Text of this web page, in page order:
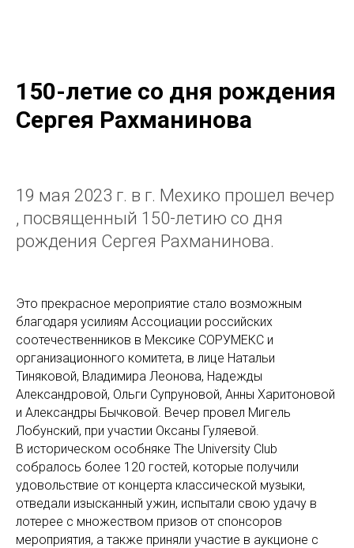
150-летие со дня рождения
Сергея Рахманинова
19 мая 2023 г. в г. Мехико прошел вечер
, посвященный 150-летию со дня
рождения Сергея Рахманинова.
Это прекрасное мероприятие стало возможным
благодаря усилиям Ассоциации российских
соотечественников в Мексике СОРУМЕКС и
организационного комитета, в лице Натальи
Тиняковой, Владимира Леонова, Надежды
Александровой, Ольги Супруновой, Анны Харитоновой
и Александры Бычковой. Вечер провел Мигель
Лобунский, при участии Оксаны Гуляевой.
В историческом особняке The University Club
собралось более 120 гостей, которые получили
удовольствие от концерта классической музыки,
отведали изысканный ужин, испытали свою удачу в
лотерее с множеством призов от спонсоров
мероприятия, а также приняли участие в аукционе с